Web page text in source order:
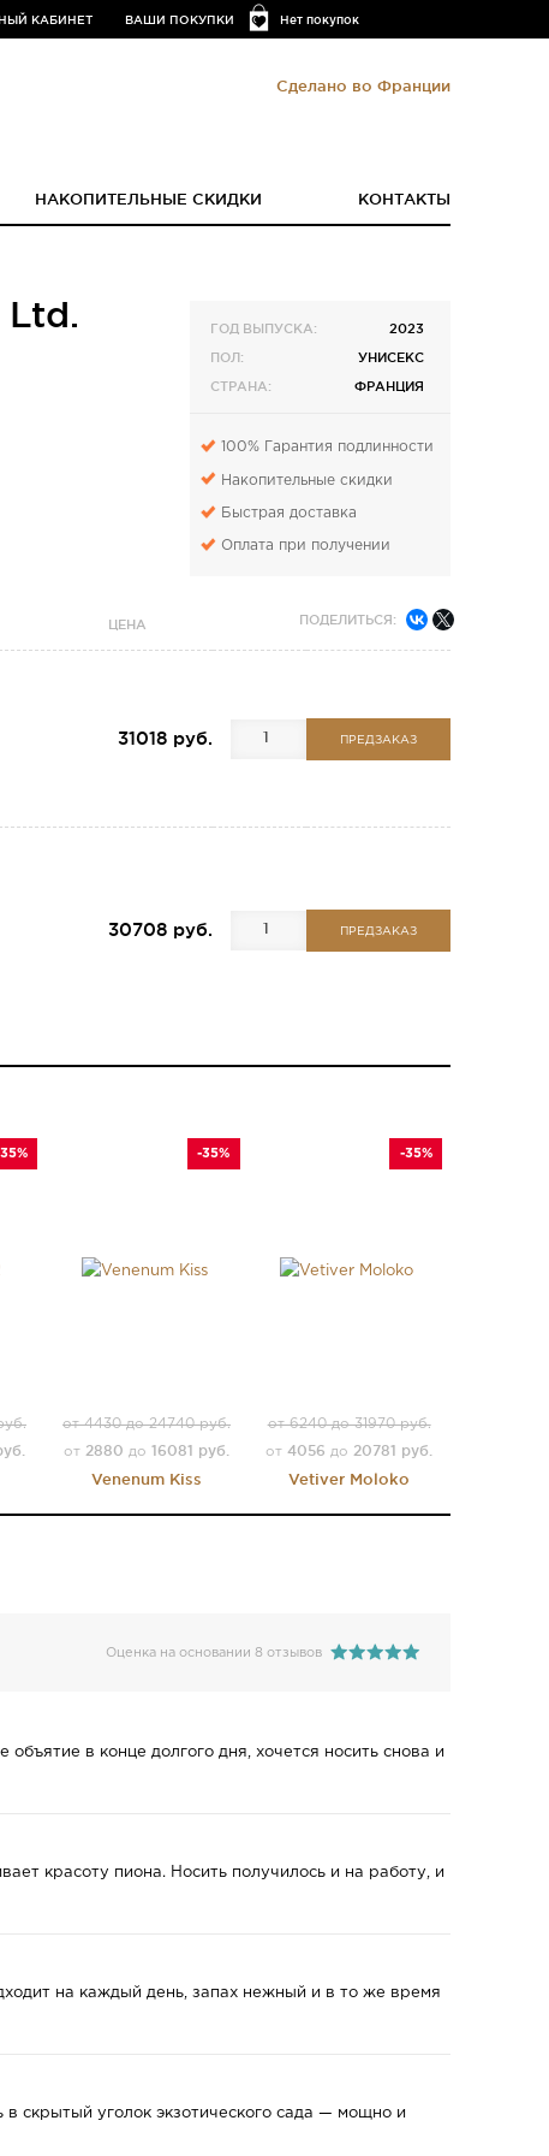
Нет покупок
КАБИНЕТ ВАШИ ПОКУПКИ
Сделано во Франции
НАКОПИТЕЛЬНЫЕ СКИДКИ КОНТАКТЫ
Ltd.
ГОД ВЫПУСКА:
2023
ПОЛ:
УНИСЕКС
СТРАНА:
ФРАНЦИЯ
100% Гарантия подлинности
Накопительные скидки
Быстрая доставка
Оплата при получении
ЦЕНА ПОДЕЛИТЬСЯ:
31018 руб. ПРЕДЗАКАЗ
30708 руб. ПРЕДЗАКАЗ
-35%
от 4430 до 24740 руб.
от 2880 до16081 руб.
Venenum Kiss
-35%
от 6240 до 31970 руб.
от4056 до 20781 руб.
Vetiver Moloko
Оценка на основании 8 отзывов
в конце долгого дня, хочется носить снова и
красоту пиона. Носить получилось и на работу, и
на каждый день, запах нежный и в то же время
скрытый уголок экзотического сада — мощно и